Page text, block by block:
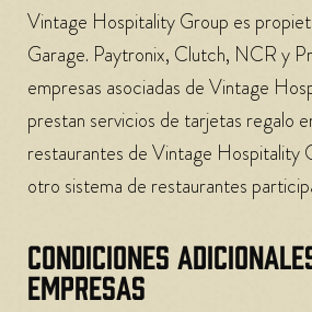
Vintage Hospitality Group es
Garage. Paytronix, Clutch, NCR y
empresas asociadas de Vintage
prestan servicios de tarjetas regalo
restaurantes de Vintage Hospitality
otro sistema de restaurantes
CONDICIONES
EMPRESAS